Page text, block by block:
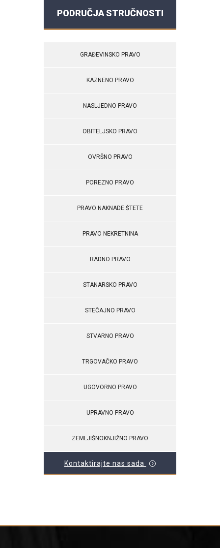
PODRUČJA STRUČNOSTI
GRAĐEVINSKO PRAVO
KAZNENO PRAVO
NASLJEDNO PRAVO
OBITELJSKO PRAVO
OVRŠNO PRAVO
POREZNO PRAVO
PRAVO NAKNADE ŠTETE
PRAVO NEKRETNINA
RADNO PRAVO
STANARSKO PRAVO
STEČAJNO PRAVO
STVARNO PRAVO
TRGOVAČKO PRAVO
UGOVORNO PRAVO
UPRAVNO PRAVO
ZEMLJIŠNOKNJIŽNO PRAVO
Kontaktirajte nas sada